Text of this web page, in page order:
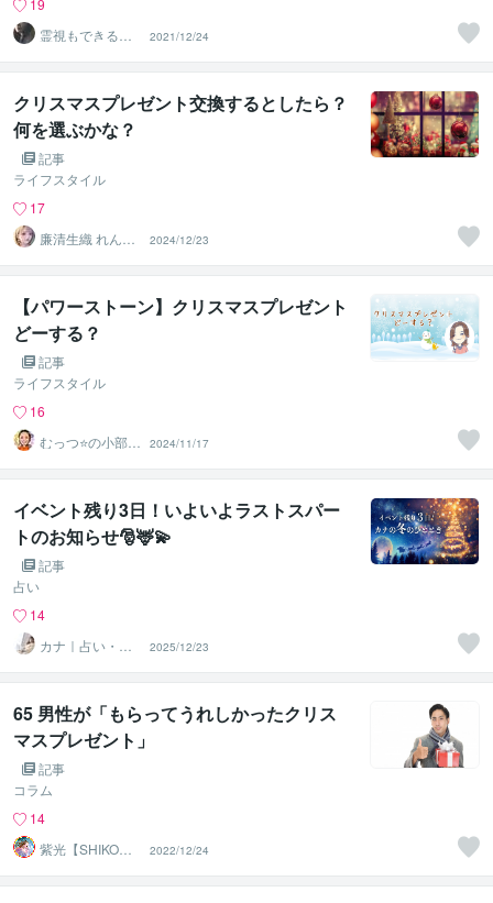
19
霊視もできる話
相手❤️UI★うい
2021/12/24
クリスマスプレゼント交換するとしたら？
何を選ぶかな？
記事
ライフスタイル
17
廉清生織 れんせ
い さき
2024/12/23
【パワーストーン】クリスマスプレゼント
どーする？
記事
ライフスタイル
16
むっつ⭐の小部屋
～心の浄化がで
きる場所〜
2024/11/17
イベント残り3日！いよいよラストスパー
トのお知らせ🎅🦌💫
記事
占い
14
カナ｜占い・ス
ピ系専門制作代
行
2025/12/23
65 男性が「もらってうれしかったクリス
マスプレゼント」
記事
コラム
14
紫光【SHIKO】
遠隔透視鑑定士
2022/12/24